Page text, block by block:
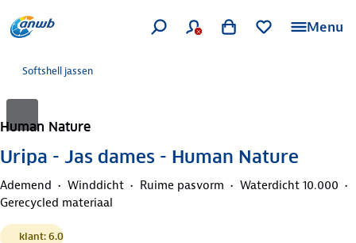
Menu
Softshell jassen
Human Nature
Uripa - Jas dames - Human Nature
Ademend Winddicht Ruime pasvorm
Waterdicht 10.000
Gerecycled materiaal
klant: 6.0